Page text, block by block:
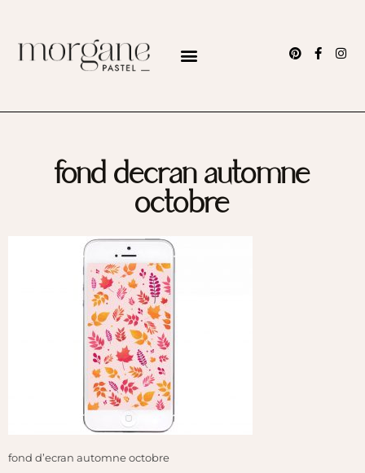
fond decran automne
octobre
fond d’ecran automne octobre